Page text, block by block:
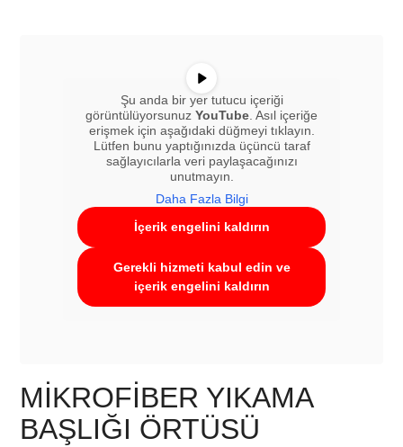
Şu anda bir yer tutucu içeriği
görüntülüyorsunuz YouTube . Asıl içeriğe
erişmek için aşağıdaki düğmeyi tıklayın.
Lütfen bunu yaptığınızda üçüncü taraf
sağlayıcılarla veri paylaşacağınızı
unutmayın.
Daha Fazla Bilgi
İçerik engelini kaldırın
Gerekli hizmeti kabul edin ve
içerik engelini kaldırın
MIKROFIBER YIKAMA
BAŞLIĞI ÖRTÜSÜ